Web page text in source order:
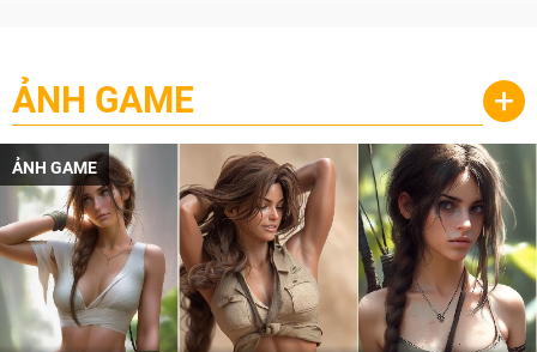
ẢNH GAME +
ẢNH GAME